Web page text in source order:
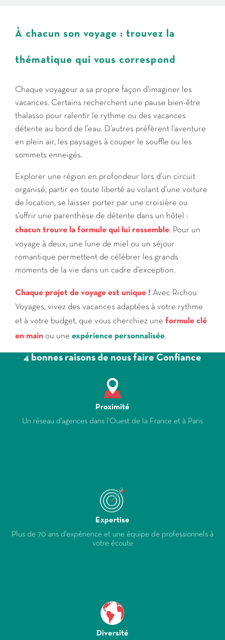
À chacun son voyage : trouvez la
thématique qui vous correspond
Chaque voyageur a sa propre façon d’imaginer les
vacances. Certains recherchent une pause bien-être
thalasso pour ralentir le rythme ou des vacances
détente au bord de l’eau. D’autres préfèrent l’aventure
en plein air, les paysages à couper le souffle ou les
sommets enneigés.
Explorer une région en profondeur lors d’un circuit
organisé, partir en toute liberté au volant d’une voiture
de location, se laisser porter par une croisière ou
s’offrir une parenthèse de détente dans un hôtel :
chacun trouve la formule qui lui ressemble. Pour un
voyage à deux, une lune de miel ou un séjour
romantique permettent de célébrer les grands
moments de la vie dans un cadre d’exception.
Chaque projet de voyage est unique ! Avec Richou
Voyages, vivez des vacances adaptées à votre rythme
et à votre budget, que vous cherchiez une formule clé
en main ou une expérience personnalisée.
4 bonnes raisons de nous faire Confiance
Proximité
Un réseau d'agences dans l'Ouest de la France et à Paris
Expertise
Plus de 70 ans d'expérience et une équipe de professionnels à
votre écoute
Diversité